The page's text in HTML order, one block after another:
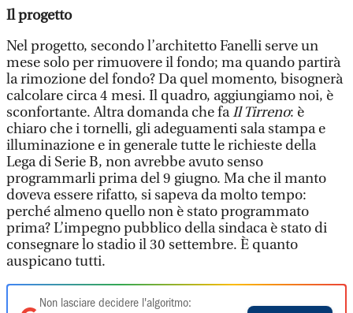
Il progetto
Nel progetto, secondo l’architetto Fanelli serve un
mese solo per rimuovere il fondo; ma quando partirà
la rimozione del fondo? Da quel momento, bisognerà
calcolare circa 4 mesi. Il quadro, aggiungiamo noi, è
sconfortante. Altra domanda che faIl Tirreno: è
chiaro che i tornelli, gli adeguamenti sala stampa e
illuminazione e in generale tutte le richieste della
Lega di Serie B, non avrebbe avuto senso
programmarli prima del 9 giugno. Ma che il manto
doveva essere rifatto, si sapeva da molto tempo:
perché almeno quello non è stato programmato
prima? L’impegno pubblico della sindaca è stato di
consegnare lo stadio il 30 settembre. È quanto
auspicano tutti.
Non lasciare decidere l'algoritmo: